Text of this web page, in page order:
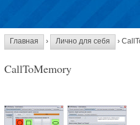
Главная › Лично для себя ›
CallToMemory